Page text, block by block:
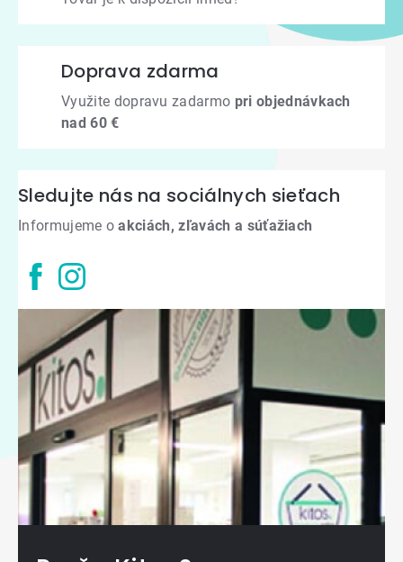
Doprava zdarma
Využite dopravu zadarmo pri objednávkach
nad 60 €
Sledujte nás na sociálnych sieťach
Informujeme oakciách, zľavách a súťažiach